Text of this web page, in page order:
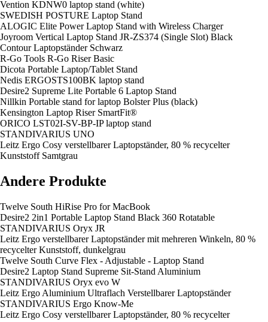
Vention KDNW0 laptop stand (white)
SWEDISH POSTURE Laptop Stand
ALOGIC Elite Power Laptop Stand with Wireless Charger
Joyroom Vertical Laptop Stand JR-ZS374 (Single Slot) Black
Contour Laptopständer Schwarz
R-Go Tools R-Go Riser Basic
Dicota Portable Laptop/Tablet Stand
Nedis ERGOSTS100BK laptop stand
Desire2 Supreme Lite Portable 6 Laptop Stand
Nillkin Portable stand for laptop Bolster Plus (black)
Kensington Laptop Riser SmartFit®
ORICO LST02I-SV-BP-IP laptop stand
STANDIVARIUS UNO
Leitz Ergo Cosy verstellbarer Laptopständer, 80 % recycelter
Kunststoff Samtgrau
Andere Produkte
Twelve South HiRise Pro for MacBook
Desire2 2in1 Portable Laptop Stand Black 360 Rotatable
STANDIVARIUS Oryx JR
Leitz Ergo verstellbarer Laptopständer mit mehreren Winkeln, 80 %
recycelter Kunststoff, dunkelgrau
Twelve South Curve Flex - Adjustable - Laptop Stand
Desire2 Laptop Stand Supreme Sit-Stand Aluminium
STANDIVARIUS Oryx evo W
Leitz Ergo Aluminium Ultraflach Verstellbarer Laptopständer
STANDIVARIUS Ergo Know-Me
Leitz Ergo Cosy verstellbarer Laptopständer, 80 % recycelter